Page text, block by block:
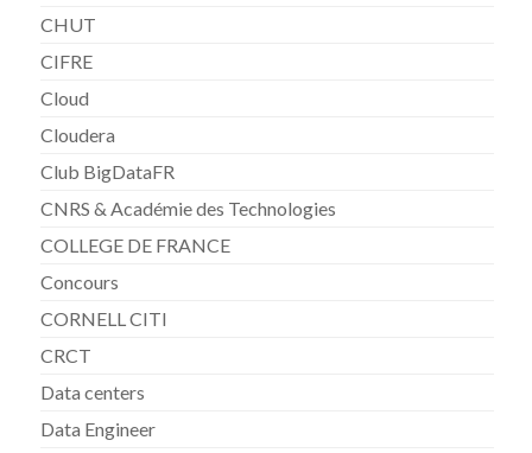
CHUT
CIFRE
Cloud
Cloudera
Club BigDataFR
CNRS & Académie des Technologies
COLLEGE DE FRANCE
Concours
CORNELL CITI
CRCT
Data centers
Data Engineer